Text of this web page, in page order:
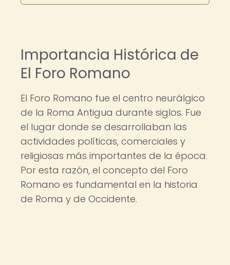
Importancia Histórica de
El Foro Romano
El Foro Romano fue el centro neurálgico
de la Roma Antigua durante siglos. Fue
el lugar donde se desarrollaban las
actividades políticas, comerciales y
religiosas más importantes de la época.
Por esta razón, el concepto del Foro
Romano es fundamental en la historia
de Roma y de Occidente.